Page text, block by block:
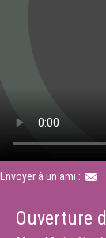
Envoyer à un ami :
Ouverture